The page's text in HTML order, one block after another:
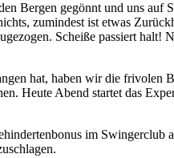
Bergen gegönnt und uns auf
zumindest ist etwas
Scheiße passiert halt!
hat, haben wir die frivolen
Heute Abend startet das
im Swingerclub